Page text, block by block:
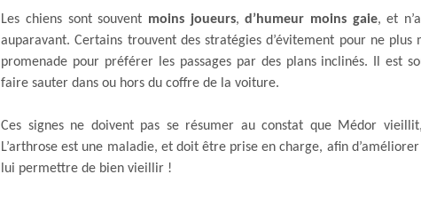
Les chiens sont souvent moins joueurs,d’humeur moins gaie, et
auparavant. Certains trouvent des stratégies d’évitement pour ne plus
promenade pour préférer les passages par des plans inclinés. Il est
faire sauter dans ou hors du coffre de la voiture.
Ces signes ne doivent pas se résumer au constat que Médor
L’arthrose est une maladie, et doit être prise en charge, afin
lui permettre de bien vieillir !